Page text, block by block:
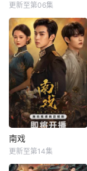
更新至第06集
南戏
更新至第14集